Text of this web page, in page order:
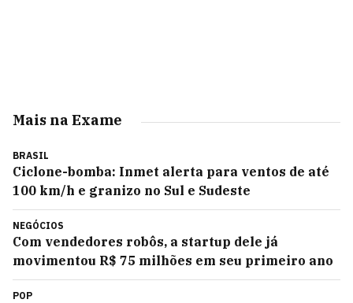
Mais na Exame
BRASIL
Ciclone-bomba: Inmet alerta para ventos de até
100 km/h e granizo no Sul e Sudeste
NEGÓCIOS
Com vendedores robôs, a startup dele já
movimentou R$ 75 milhões em seu primeiro ano
POP